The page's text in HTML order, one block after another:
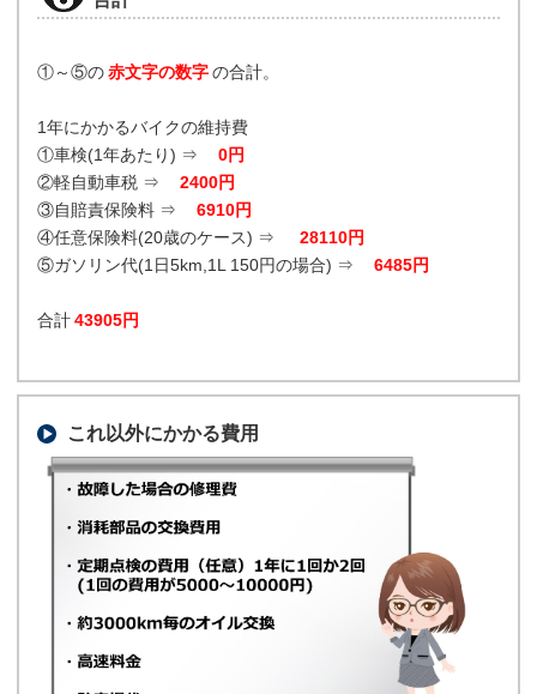
①～⑤の赤文字の数字の合計。
1年にかかるバイクの維持費
①車検(1年あたり) ⇒
0円
②軽自動車税 ⇒
2400円
③自賠責保険料 ⇒
6910円
④任意保険料(20歳のケース) ⇒
28110円
⑤ガソリン代(1日5km,1L 150円の場合) ⇒
6485円
合計43905円
これ以外にかかる費用